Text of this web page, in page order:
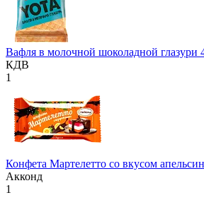
Вафля в молочной шоколадной глазури
КДВ
1
Конфета Мартелетто со вкусом
Акконд
1